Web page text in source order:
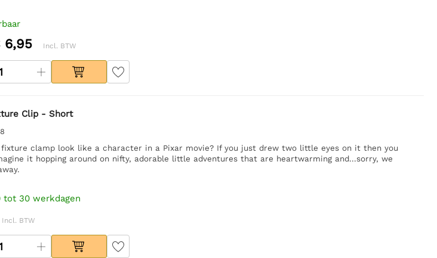
6,95 Incl. BTW
Clip - Short
clamp look like a character in a Pixar movie? If you just drew two little eyes on it then you
it hopping around on nifty, adorable little adventures that are heartwarming and...sorry, we
tot 30 werkdagen
Incl. BTW